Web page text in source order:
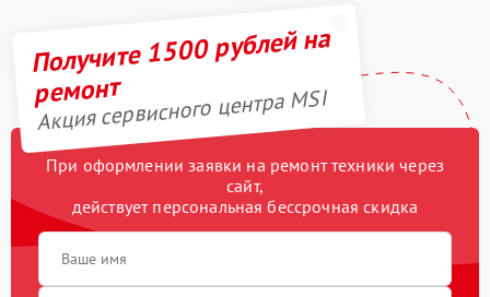
Получите 1500 рублей на
ремонт
Акция сервисного центра MSI
При оформлении заявки на ремонт техники через
сайт,
действует персональная бессрочная скидка